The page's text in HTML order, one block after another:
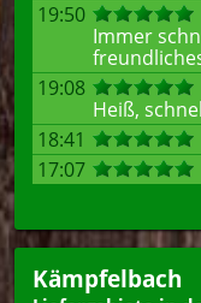
19:50
Immer
19:08
Heiß,
18:41
17:07
Kämpfelbach